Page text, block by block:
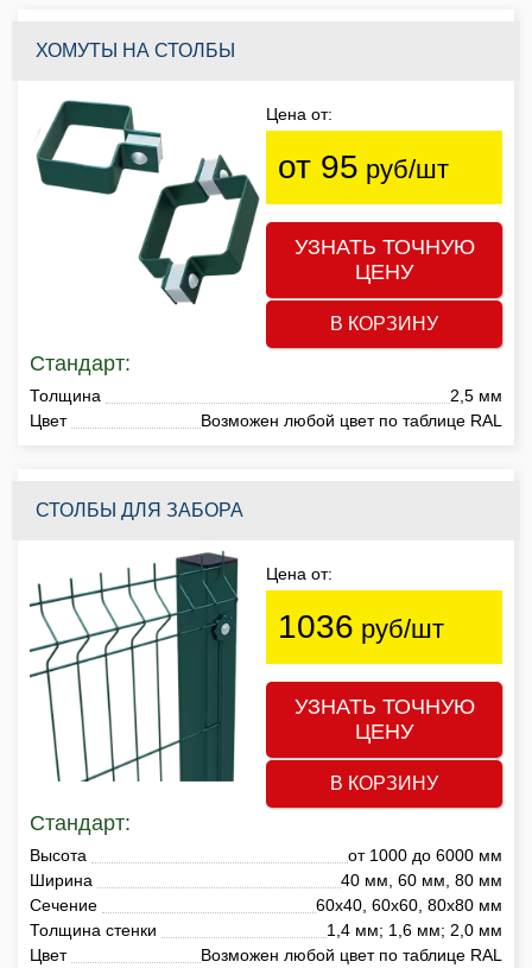
ХОМУТЫ НА СТОЛБЫ
Цена от:
от 95 руб/шт
УЗНАТЬ ТОЧНУЮ
ЦЕНУ
В КОРЗИНУ
Стандарт:
Толщина
2,5 мм
Цвет
Возможен любой цвет по таблице RAL
СТОЛБЫ ДЛЯ ЗАБОРА
Цена от:
1036 руб/шт
УЗНАТЬ ТОЧНУЮ
ЦЕНУ
В КОРЗИНУ
Стандарт:
Высота
от 1000 до 6000 мм
Ширина
40 мм, 60 мм, 80 мм
Сечение
60х40, 60х60, 80х80 мм
Толщина стенки
1,4 мм; 1,6 мм; 2,0 мм
Цвет
Возможен любой цвет по таблице RAL